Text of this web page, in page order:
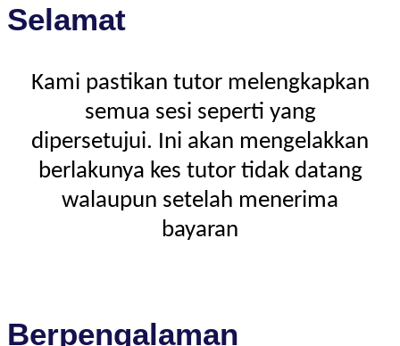
Selamat
Kami pastikan tutor melengkapkan
semua sesi seperti yang
dipersetujui. Ini akan mengelakkan
berlakunya kes tutor tidak datang
walaupun setelah menerima
bayaran
Berpengalaman